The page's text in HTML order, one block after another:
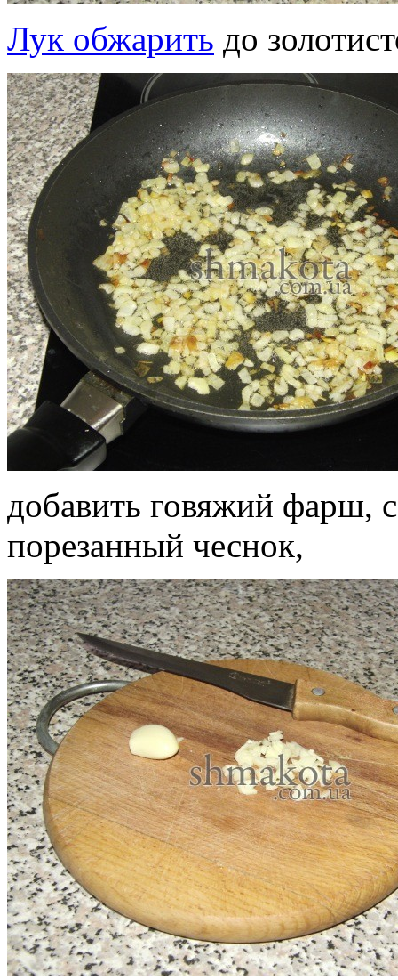
Лук обжарить до
добавить говяжий фарш,
порезанный чеснок,